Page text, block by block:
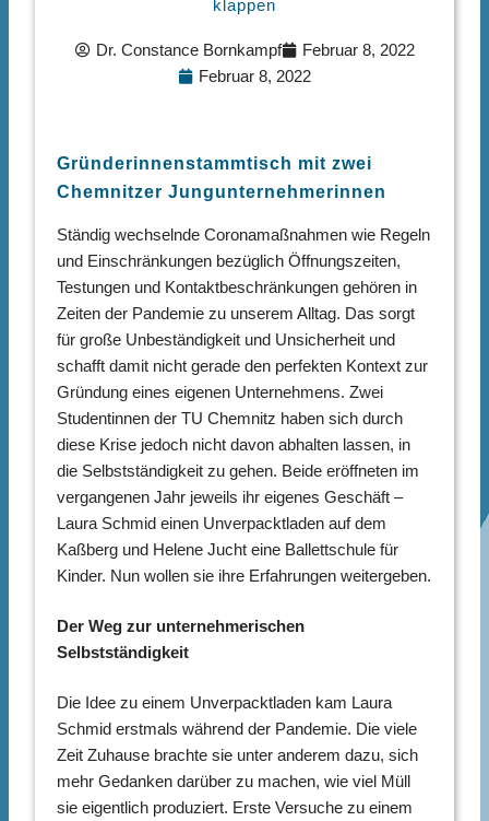
klappen
Dr. Constance Bornkampf
Februar 8, 2022
Februar 8, 2022
Gründerinnenstammtisch mit zwei
Chemnitzer Jungunternehmerinnen
Ständig wechselnde Coronamaßnahmen wie Regeln
und Einschränkungen bezüglich Öffnungszeiten,
Testungen und Kontaktbeschränkungen gehören in
Zeiten der Pandemie zu unserem Alltag. Das sorgt
für große Unbeständigkeit und Unsicherheit und
schafft damit nicht gerade den perfekten Kontext zur
Gründung eines eigenen Unternehmens. Zwei
Studentinnen der TU Chemnitz haben sich durch
diese Krise jedoch nicht davon abhalten lassen, in
die Selbstständigkeit zu gehen. Beide eröffneten im
vergangenen Jahr jeweils ihr eigenes Geschäft –
Laura Schmid einen Unverpacktladen auf dem
Kaßberg und Helene Jucht eine Ballettschule für
Kinder. Nun wollen sie ihre Erfahrungen weitergeben.
Der Weg zur unternehmerischen
Selbstständigkeit
Die Idee zu einem Unverpacktladen kam Laura
Schmid erstmals während der Pandemie. Die viele
Zeit Zuhause brachte sie unter anderem dazu, sich
mehr Gedanken darüber zu machen, wie viel Müll
sie eigentlich produziert. Erste Versuche zu einem